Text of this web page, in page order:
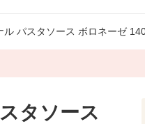
ル パスタソース ボロネーゼ
タソース